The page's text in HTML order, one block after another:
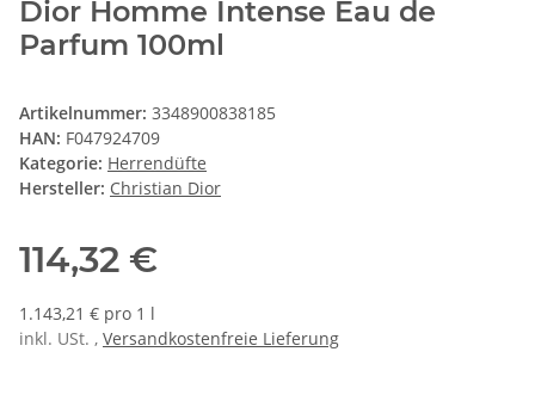
Dior Homme Intense Eau de
Parfum 100ml
Artikelnummer: 3348900838185
HAN: F047924709
Kategorie: Herrendüfte
Hersteller: Christian Dior
114,32 €
1.143,21 € pro 1 l
inkl. USt. , Versandkostenfreie Lieferung